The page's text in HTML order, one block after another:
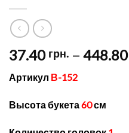
37.40 грн. – 448.80
Артикул В-152
Высота букета 60см